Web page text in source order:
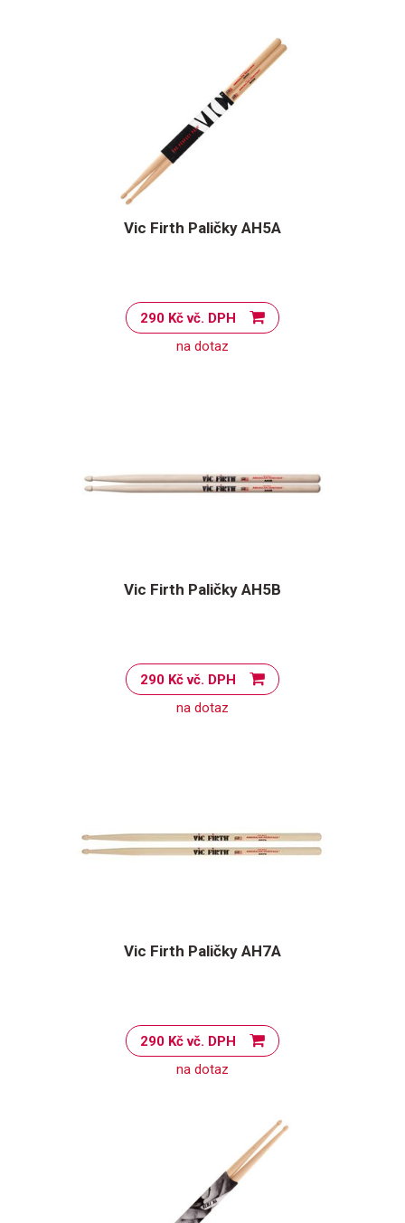
Vic Firth Paličky AH5A
290 Kč vč. DPH
na dotaz
Vic Firth Paličky AH5B
290 Kč vč. DPH
na dotaz
Vic Firth Paličky AH7A
290 Kč vč. DPH
na dotaz